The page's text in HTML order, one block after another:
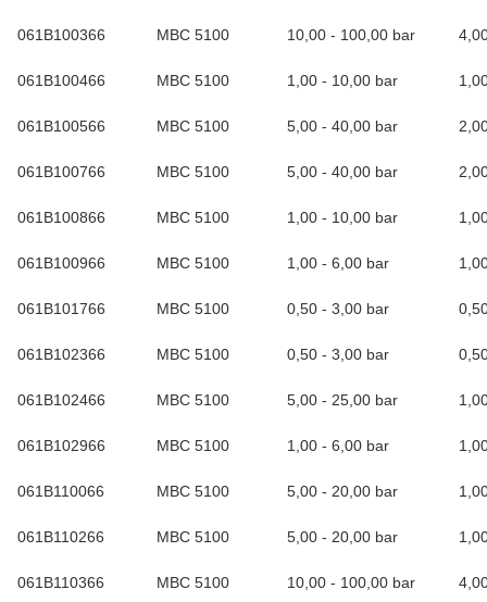
061B100366 MBC 5100 10,00 - 100,00 bar
061B100466 MBC 5100 1,00 - 10,00 bar
061B100566 MBC 5100 5,00 - 40,00 bar
061B100766 MBC 5100 5,00 - 40,00 bar
061B100866 MBC 5100 1,00 - 10,00 bar
061B100966 MBC 5100 1,00 - 6,00 bar
061B101766 MBC 5100 0,50 - 3,00 bar
061B102366 MBC 5100 0,50 - 3,00 bar
061B102466 MBC 5100 5,00 - 25,00 bar
061B102966 MBC 5100 1,00 - 6,00 bar
061B110066 MBC 5100 5,00 - 20,00 bar
061B110266 MBC 5100 5,00 - 20,00 bar
061B110366 MBC 5100 10,00 - 100,00 bar